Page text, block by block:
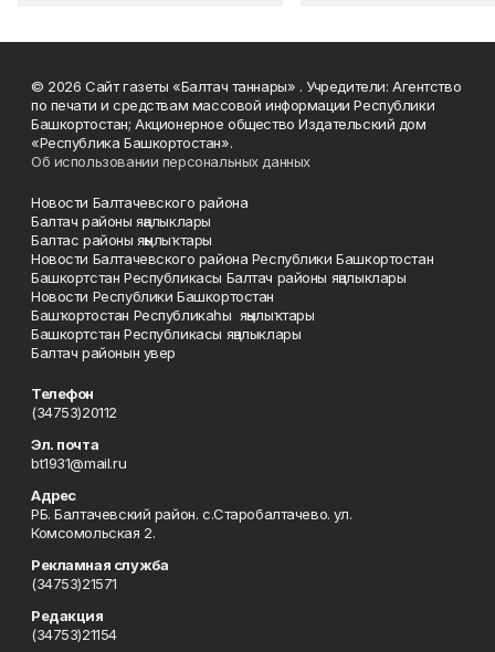
© 2026 Сайт газеты «Балтач таннары» . Учредители: Агентство
по печати и средствам массовой информации Республики
Башкортостан; Акционерное общество Издательский дом
«Республика Башкортостан».
Об использовании персональных данных
Новости Балтачевского района
Балтач районы яңалыклары
Балтас районы яңылыҡтары
Новости Балтачевского района Республики Башкортостан
Башкортстан Республикасы Балтач районы яңалыклары
Новости Республики Башкортостан
Башҡортостан Республикаһы яңылыҡтары
Башкортстан Республикасы яңалыклары
Балтач районын увер
Телефон
(34753)20112
Эл. почта
bt1931@mail.ru
Адрес
РБ. Балтачевский район. с.Старобалтачево. ул.
Комсомольская 2.
Рекламная служба
(34753)21571
Редакция
(34753)21154